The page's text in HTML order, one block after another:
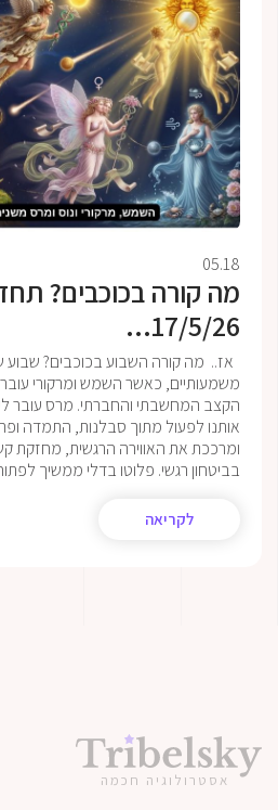
05.18
מה קורה בכוכבים?
17/5/26...
אז.. מה קורה השבוע בכוכבים? שבוע
משמעותיים, כאשר השמש ומרקורי
הקצב המחשבתי והחברתי. מרס עובר
אותנו לפעול מתוך סבלנות, התמדה
ומרככת את האווירה הרגשית, מחזקת
בביטחון רגשי. פלוטו בדלי ממשיך
לקריאה
אסטרולוגיה חכמה